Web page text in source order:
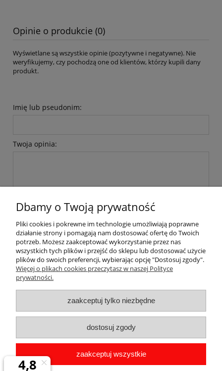
Opinie o produkcie (0)
Wyświetlane są wszystkie opinie (pozytywne i negatywne). Nie
weryfikujemy, czy pochodzą one od klientów, którzy kupili dany
produkt.
Imię lub pseudonim:
Twoja opinia:
Pomoc
Dostawa
Moje konto
Gwarancja i zwroty
O firmie
Dbamy o Twoją prywatność
Pliki cookies i pokrewne im technologie umożliwiają poprawne
działanie strony i pomagają nam dostosować ofertę do Twoich
potrzeb. Możesz zaakceptować wykorzystanie przez nas
wszystkich tych plików i przejść do sklepu lub dostosować użycie
plików do swoich preferencji, wybierając opcję "Dostosuj zgody".
Więcej o plikach cookies przeczytasz w naszej Polityce
prywatności.
zaakceptuj tylko niezbędne
dostosuj zgody
zaakceptuj wszystkie